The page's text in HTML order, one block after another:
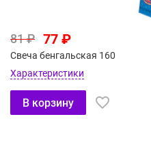
81 ₽ 77 ₽
Свеча бенгальская 160
Характеристики
В корзину